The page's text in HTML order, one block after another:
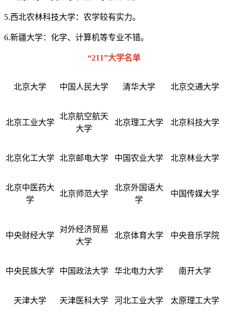
5.西北农林科技大学：农学较有实力。
6.新疆大学：化学、计算机等专业不错。
“211”大学名单
北京大学 中国人民大学 清华大学 北京交通大学
北京工业大学
北京航空航天
大学
北京理工大学 北京科技大学
北京化工大学 北京邮电大学 中国农业大学 北京林业大学
北京中医药大
学
北京师范大学
北京外国语大
学
中国传媒大学
中央财经大学
对外经济贸易
大学
北京体育大学 中央音乐学院
中央民族大学 中国政法大学 华北电力大学 南开大学
天津大学 天津医科大学 河北工业大学 太原理工大学